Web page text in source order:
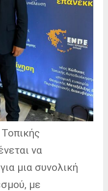
να
μια συνολική
με